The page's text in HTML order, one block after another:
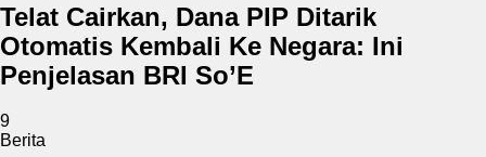
Telat Cairkan, Dana PIP Ditarik
Otomatis Kembali Ke Negara: Ini
Penjelasan BRI So’E
9
Berita